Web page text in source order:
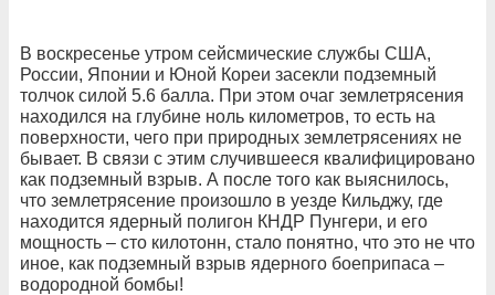
В воскресенье утром сейсмические службы США,
России, Японии и Юной Кореи засекли подземный
толчок силой 5.6 балла. При этом очаг землетрясения
находился на глубине ноль километров, то есть на
поверхности, чего при природных землетрясениях не
бывает. В связи с этим случившееся квалифицировано
как подземный взрыв. А после того как выяснилось,
что землетрясение произошло в уезде Кильджу, где
находится ядерный полигон КНДР Пунгери, и его
мощность – сто килотонн, стало понятно, что это не что
иное, как подземный взрыв ядерного боеприпаса –
водородной бомбы!